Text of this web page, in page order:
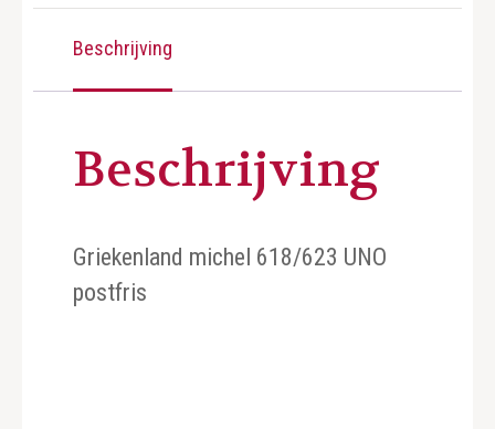
Beschrijving
Beschrijving
Griekenland michel 618/623 UNO
postfris